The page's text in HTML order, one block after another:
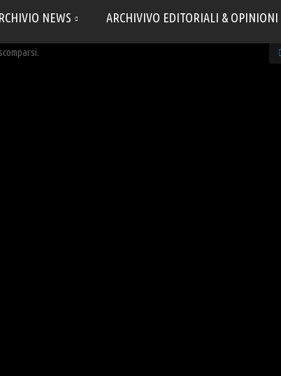
NEWS ARCHIVIVO EDITORIALI & OPINIONI